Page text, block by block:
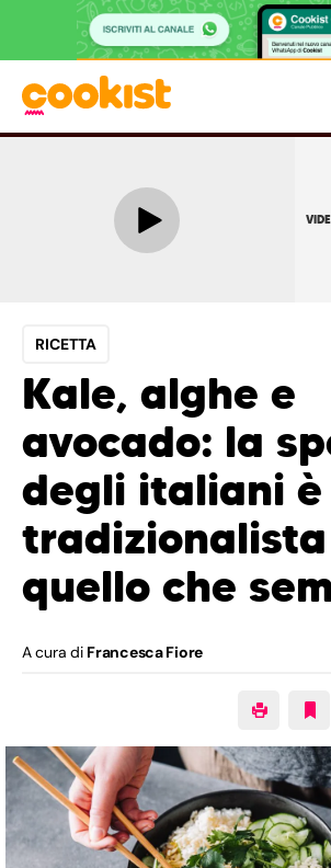
RICETTA
Kale, alghe e
avocado: la
degli italiani è
quello che
A cura di Francesca Fiore